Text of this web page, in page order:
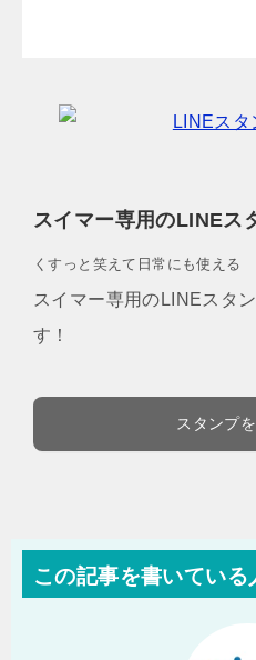
スイマー専用のLINEス
くすっと笑えて日常にも使える
スイマー専用のLINEスタ
す！
スタンプ
この記事を書いている